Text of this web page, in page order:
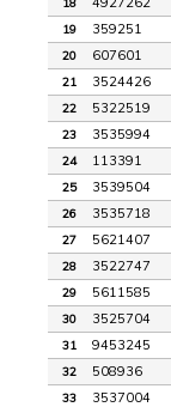
19 359251
20 607601
21 3524426
22 5322519
23 3535994
24 113391
25 3539504
26 3535718
27 5621407
28 3522747
29 5611585
30 3525704
31 9453245
32 508936
33 3537004